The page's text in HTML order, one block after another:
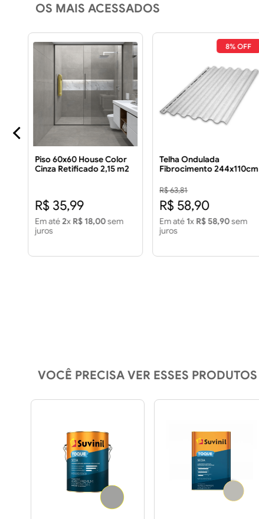
OS MAIS ACESSADOS
Piso 60x60 House Color
Cinza Retificado 2,15 m2
R$ 35,99
Em até2x R$ 18,00sem
juros
8% OFF
Telha Ondulada
Fibrocimento 244x110cm
R$ 63,81
R$ 58,90
Em até 1x R$ 58,90sem
juros
VOCÊ PRECISA VER ESSES PRODUTOS